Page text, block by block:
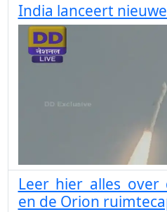
India lanceert
Leer hier alles over
en de Orion